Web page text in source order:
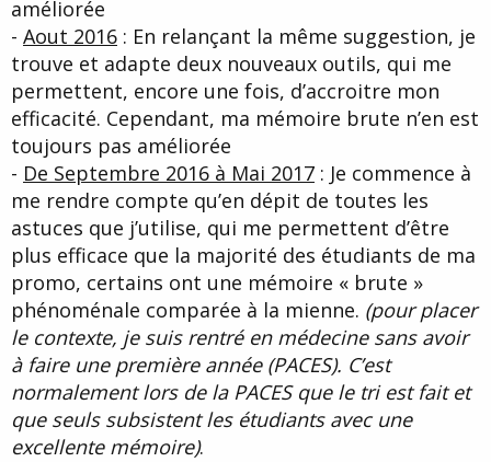
améliorée
- Aout 2016 : En relançant la même suggestion, je
trouve et adapte deux nouveaux outils, qui me
permettent, encore une fois, d’accroitre mon
efficacité. Cependant, ma mémoire brute n’en est
toujours pas améliorée
- De Septembre 2016 à Mai 2017 : Je commence à
me rendre compte qu’en dépit de toutes les
astuces que j’utilise, qui me permettent d’être
plus efficace que la majorité des étudiants de ma
promo, certains ont une mémoire « brute »
phénoménale comparée à la mienne. (pour placer
le contexte, je suis rentré en médecine sans avoir
à faire une première année (PACES). C’est
normalement lors de la PACES que le tri est fait et
que seuls subsistent les étudiants avec une
excellente mémoire).